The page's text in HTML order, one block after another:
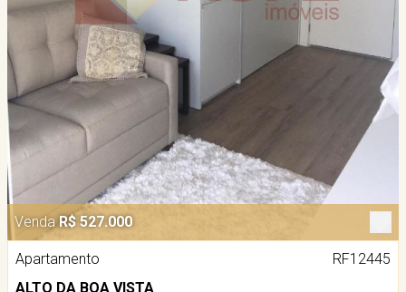
Venda R$ 527.000
Apartamento
RF12445
ALTO DA BOA VISTA